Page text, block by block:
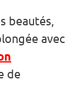
beautés,
avec
de